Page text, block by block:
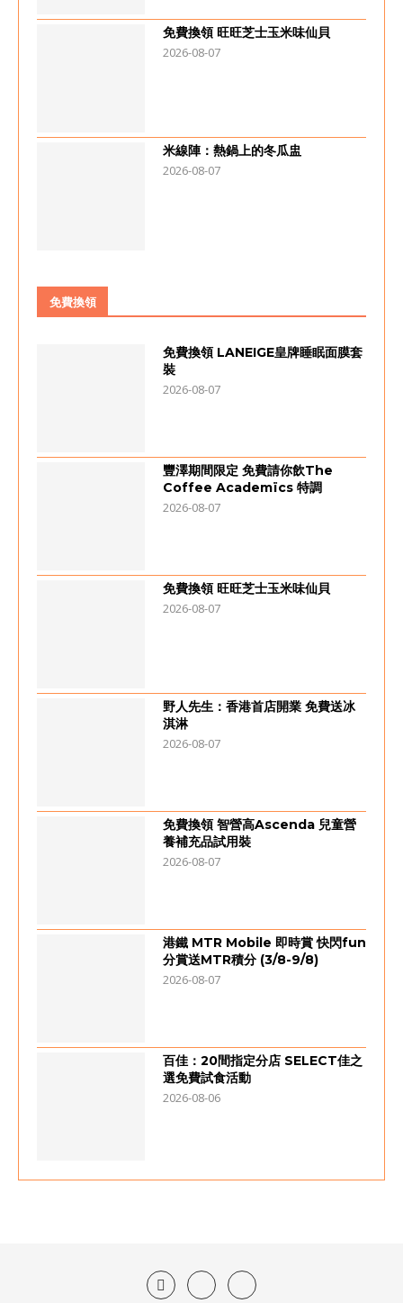
免費換領 旺旺芝士玉米味仙貝
2026-08-07
米線陣：熱鍋上的冬瓜盅
2026-08-07
免費換領
免費換領 LANEIGE皇牌睡眠面膜套
裝
2026-08-07
豐澤期間限定 免費請你飲The
Coffee Academïcs 特調
2026-08-07
免費換領 旺旺芝士玉米味仙貝
2026-08-07
野人先生：香港首店開業 免費送冰
淇淋
2026-08-07
免費換領 智營高Ascenda 兒童營
養補充品試用裝
2026-08-07
港鐵 MTR Mobile 即時賞 快閃fun
分賞送MTR積分 (3/8-9/8)
2026-08-07
百佳：20間指定分店 SELECT佳之
選免費試食活動
2026-08-06